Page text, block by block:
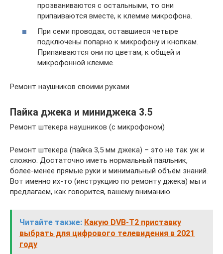
прозваниваются с остальными, то они
припаиваются вместе, к клемме микрофона.
При семи проводах, оставшиеся четыре
подключены попарно к микрофону и кнопкам.
Припаиваются они по цветам, к общей и
микрофонной клемме.
Ремонт наушников своими руками
Пайка джека и миниджека 3.5
Ремонт штекера наушников (с микрофоном)
Ремонт штекера (пайка 3,5 мм джека) – это не так уж и
сложно. Достаточно иметь нормальный паяльник,
более-менее прямые руки и минимальный объём знаний.
Вот именно их-то (инструкцию по ремонту джека) мы и
предлагаем, как говорится, вашему вниманию.
Читайте также: Какую DVB-T2 приставку
выбрать для цифрового телевидения в 2021
году